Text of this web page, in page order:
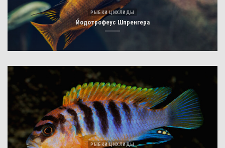
РЫБКИ ЦИХЛИДЫ
Йодотрофеус Шпренгера
РЫБКИ ЦИХЛИДЫ